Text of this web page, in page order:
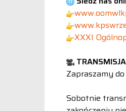
XXXI
Zapraszamy
Sobotnie